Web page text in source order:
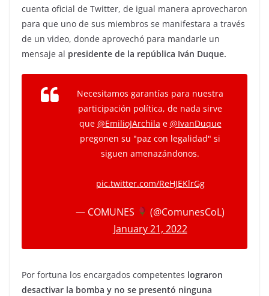
cuenta oficial de Twitter, de igual manera aprovecharon
para que uno de sus miembros se manifestara a través
de un video, donde aprovechó para mandarle un
mensaje al presidente de la república Iván Duque.
Necesitamos garantías para nuestra
participación política, de nada sirve
que @EmilioJArchila e @IvanDuque
pregonen su "paz con legalidad" si
siguen amenazándonos.
pic.twitter.com/ReHJEKlrGg
— COMUNES
(@ComunesCoL)
January 21, 2022
Por fortuna los encargados competentes lograron
desactivar la bomba y no se presentó ninguna